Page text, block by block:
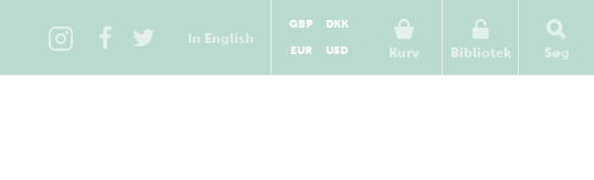
In English
Kurv
GBP
DKK
EUR
USD Bibliotek Søg